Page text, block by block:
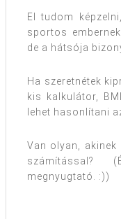
El tudom
sportos
de a hátsója
Ha szeretnétek
kis kalkulátor,
lehet hasonlítani
Van olyan, akinek
számítással?
megnyugtató. :))